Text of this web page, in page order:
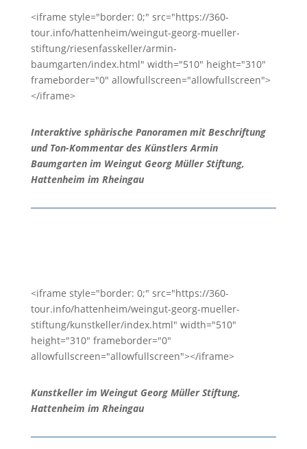
<iframe style="border: 0;" src="https://360-
tour.info/hattenheim/weingut-georg-mueller-
stiftung/riesenfasskeller/armin-
baumgarten/index.html" width="510" height="310"
frameborder="0" allowfullscreen="allowfullscreen">
</iframe>
Interaktive sphärische Panoramen mit Beschriftung
und Ton-Kommentar des Künstlers Armin
Baumgarten im Weingut Georg Müller Stiftung,
Hattenheim im Rheingau
<iframe style="border: 0;" src="https://360-
tour.info/hattenheim/weingut-georg-mueller-
stiftung/kunstkeller/index.html" width="510"
height="310" frameborder="0"
allowfullscreen="allowfullscreen"></iframe>
Kunstkeller im Weingut Georg Müller Stiftung,
Hattenheim im Rheingau